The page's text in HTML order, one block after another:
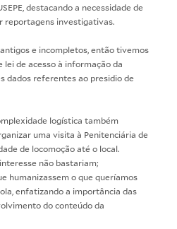
, destacando a necessidade de
reportagens investigativas.
e incompletos, então tivemos
de acesso à informação da
dados referentes ao presidio de
logística também
uma visita à Penitenciária de
de locomoção até o local.
não bastariam;
humanizassem o que queríamos
enfatizando a importância das
do conteúdo da